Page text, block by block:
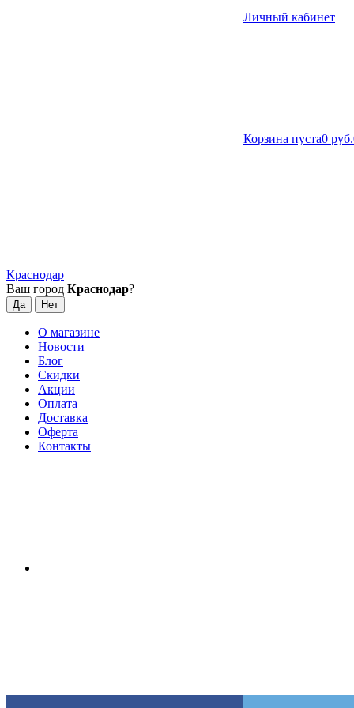
Личный кабинет
Корзина пуста0 руб.
Краснодар
Ваш город Краснодар?
О магазине
Новости
Блог
Скидки
Акции
Оплата
Доставка
Оферта
Контакты